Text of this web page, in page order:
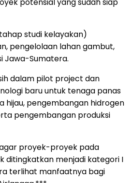
studi kelayakan)
pengelolaan lahan gambut,
Jawa-Sumatera.
dalam pilot project dan
baru untuk tenaga panas
hijau, pengembangan hidrogen
pengembangan produksi
proyek-proyek pada
ditingkatkan menjadi kategori I
terlihat manfaatnya bagi